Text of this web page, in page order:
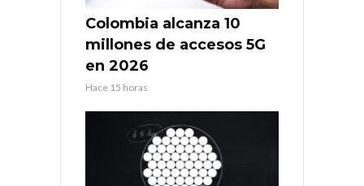
Colombia alcanza 10
millones de accesos 5G
en 2026
Hace 15 horas